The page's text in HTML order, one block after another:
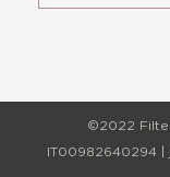
©2022
IT00982640294 |